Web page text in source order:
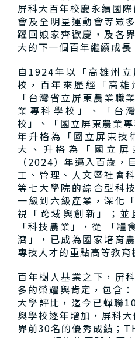
屏科大百年校慶永續國
會及全明星運動會等眾
躍回娘家齊歡慶，及各
大的下一個百年繼續成長
自1924年以「高雄州
校，百年來歷經「高雄
「台灣省立屏東農業職
業專科學校」、「台
校」、「國立屏東農業
年升格為「國立屏東技
大、升格為「國立
（2024）年邁入百歲，
工、管理、人文暨社會
等七大學院的綜合型科
一級到六級產業，深化
視「跨域與創新」；
「科技農業」，從 「糧
濟」，已成為國家培育
專技人才的重點高等教育
百年樹人基業之下，屏
多的榮耀與肯定，包含
大學評比，迄今已蟬聯
與學校逐年增加，屏科
界前30名的優秀成績；